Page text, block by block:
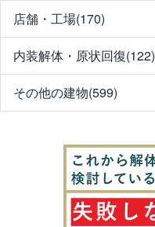
店舗・工場(170)
内装解体・原状回復(122)
その他の建物(599)